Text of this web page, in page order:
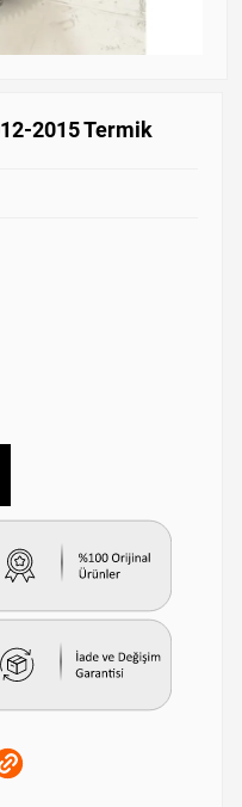
2015 Termik